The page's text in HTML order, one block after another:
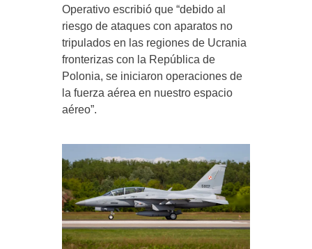
Operativo escribió que “debido al
riesgo de ataques con aparatos no
tripulados en las regiones de Ucrania
fronterizas con la República de
Polonia, se iniciaron operaciones de
la fuerza aérea en nuestro espacio
aéreo”.